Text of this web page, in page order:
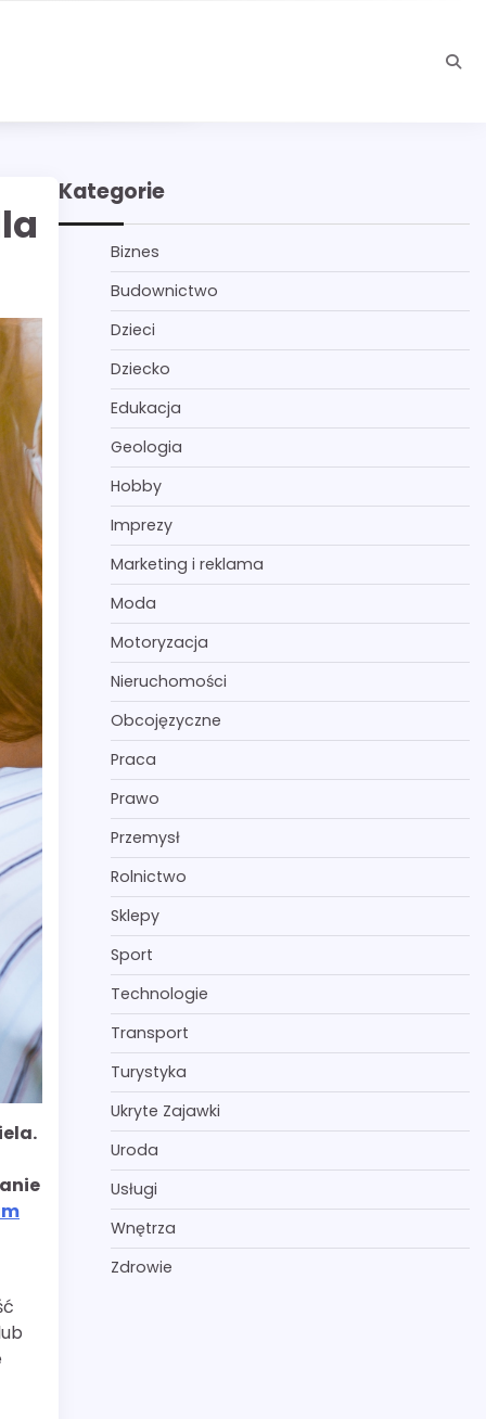
Kategorie
Biznes
Budownictwo
Dzieci
Dziecko
Edukacja
Geologia
Hobby
Imprezy
Marketing i reklama
Moda
Motoryzacja
Nieruchomości
Obcojęzyczne
Praca
Prawo
Przemysł
Rolnictwo
Sklepy
Sport
Technologie
Transport
Turystyka
Ukryte Zajawki
Uroda
Usługi
Wnętrza
Zdrowie